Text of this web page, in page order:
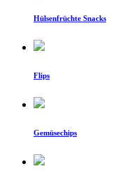
Hülsenfrüchte Snacks
Flips
Gemüsechips